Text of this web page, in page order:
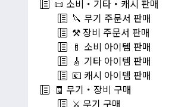
📜 소비・기타・캐시 판매
🔪 무기 주문서 판매
⚒️ 장비 주문서 판매
🍼 소비 아이템 판매
🎸 기타 아이템 판매
💶 캐시 아이템 판매
🧾 무기・장비 구매
⚔️ 무기 구매